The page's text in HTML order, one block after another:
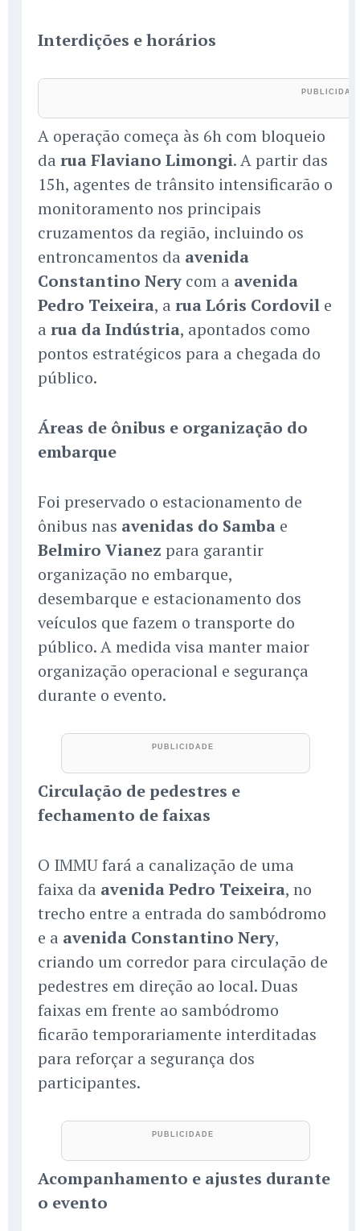
Interdições e horários
A operação começa às 6h com bloqueio
da rua Flaviano Limongi. A partir das
15h, agentes de trânsito intensificarão o
monitoramento nos principais
cruzamentos da região, incluindo os
entroncamentos da avenida
Constantino Nery com a avenida
Pedro Teixeira, a rua Lóris Cordovil e
a rua da Indústria, apontados como
pontos estratégicos para a chegada do
público.
Áreas de ônibus e organização do
embarque
Foi preservado o estacionamento de
ônibus nas avenidas do Samba e
Belmiro Vianez para garantir
organização no embarque,
desembarque e estacionamento dos
veículos que fazem o transporte do
público. A medida visa manter maior
organização operacional e segurança
durante o evento.
Circulação de pedestres e
fechamento de faixas
O IMMU fará a canalização de uma
faixa da avenida Pedro Teixeira, no
trecho entre a entrada do sambódromo
e a avenida Constantino Nery,
criando um corredor para circulação de
pedestres em direção ao local. Duas
faixas em frente ao sambódromo
ficarão temporariamente interditadas
para reforçar a segurança dos
participantes.
Acompanhamento e ajustes durante
o evento